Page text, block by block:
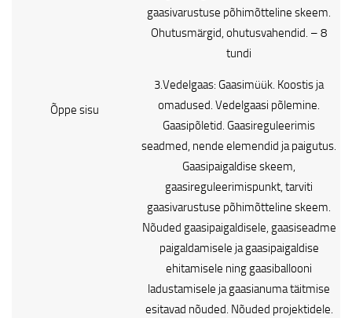
Õppe sisu
gaasivarustuse põhimõtteline skeem.
Ohutusmärgid, ohutusvahendid. – 8
tundi
3.Vedelgaas: Gaasimüük. Koostis ja
omadused. Vedelgaasi põlemine.
Gaasipõletid. Gaasireguleerimis
seadmed, nende elemendid ja paigutus.
Gaasipaigaldise skeem,
gaasireguleerimispunkt, tarviti
gaasivarustuse põhimõtteline skeem.
Nõuded gaasipaigaldisele, gaasiseadme
paigaldamisele ja gaasipaigaldise
ehitamisele ning gaasiballooni
ladustamisele ja gaasianuma täitmise
esitavad nõuded. Nõuded projektidele.